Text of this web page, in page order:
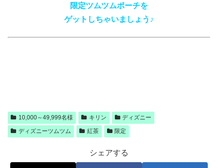
限定ツムツムポーチを
ゲットしちゃいましょう♪
10,000～49,999名様 キリン
ディズニー
ディズニーツムツム
紅茶 限定
シェアする